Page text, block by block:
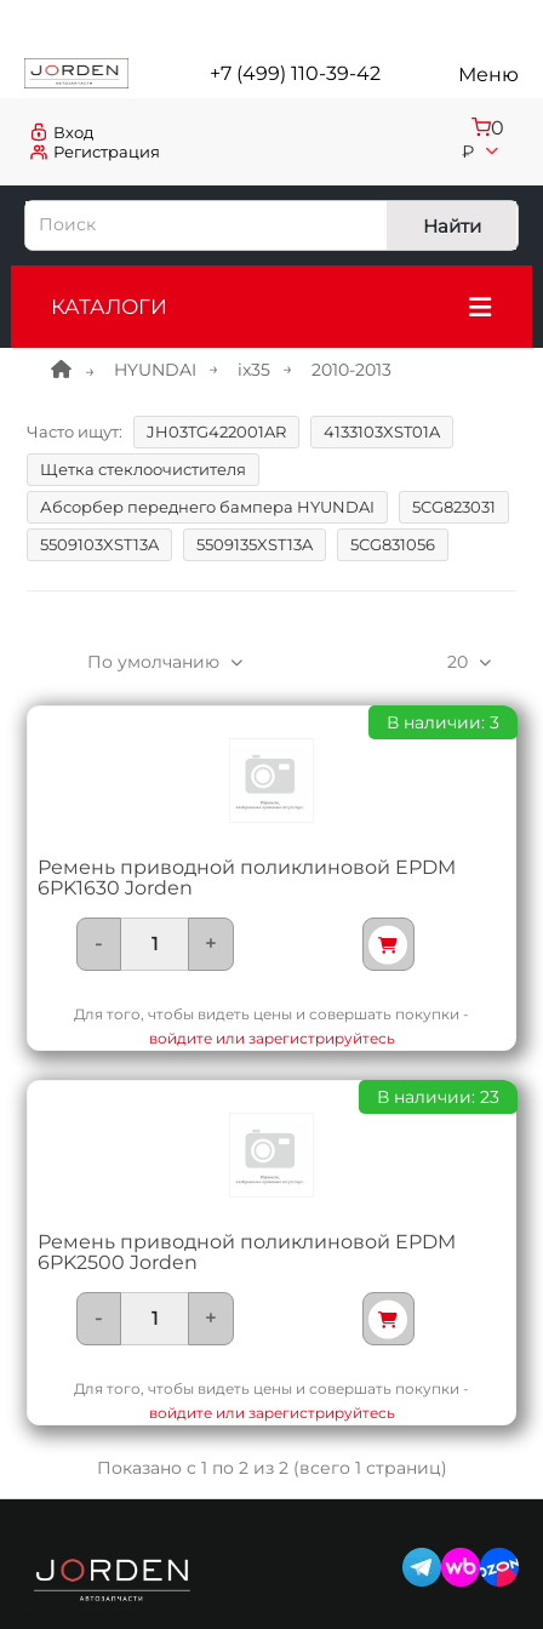
+7 (499) 110-39-42 Меню
Регистрация
Вход 0
₽
Найти
КАТАЛОГИ
HYUNDAI ix35 2010-2013
Часто ищут: JH03TG422001AR
4133103XST01A
Щетка стеклоочистителя
Абсорбер переднего бампера HYUNDAI
5CG823031
5509103XST13A
5509135XST13A 5CG831056
20
По умолчанию
Ремень приводной поликлиновой EPDM
6PK1630 Jorden
В наличии: 3
- +
Для того, чтобы видеть цены и совершать покупки -
войдите или зарегистрируйтесь
Ремень приводной поликлиновой EPDM
6PK2500 Jorden
В наличии: 23
- +
Для того, чтобы видеть цены и совершать покупки -
войдите или зарегистрируйтесь
Показано с 1 по 2 из 2 (всего 1 страниц)